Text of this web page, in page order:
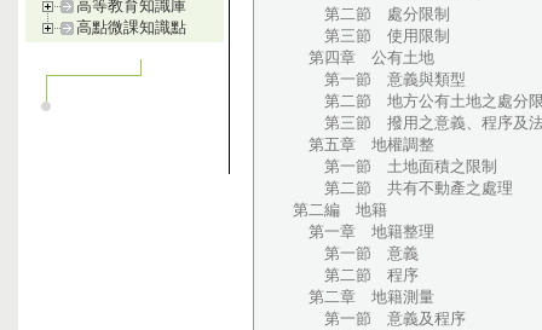
高等教育知識庫
高點微課知識點
第二節 處分限制
第三節 使用限制
第四章 公有土地
第一節 意義與類型
第二節 地方公有土地之處分
第三節 撥用之意義、程序及法
第五章 地權調整
第一節 土地面積之限制
第二節 共有不動產之處理
第二編 地籍
第一章 地籍整理
第一節 意義
第二節 程序
第二章 地籍測量
第一節 意義及程序